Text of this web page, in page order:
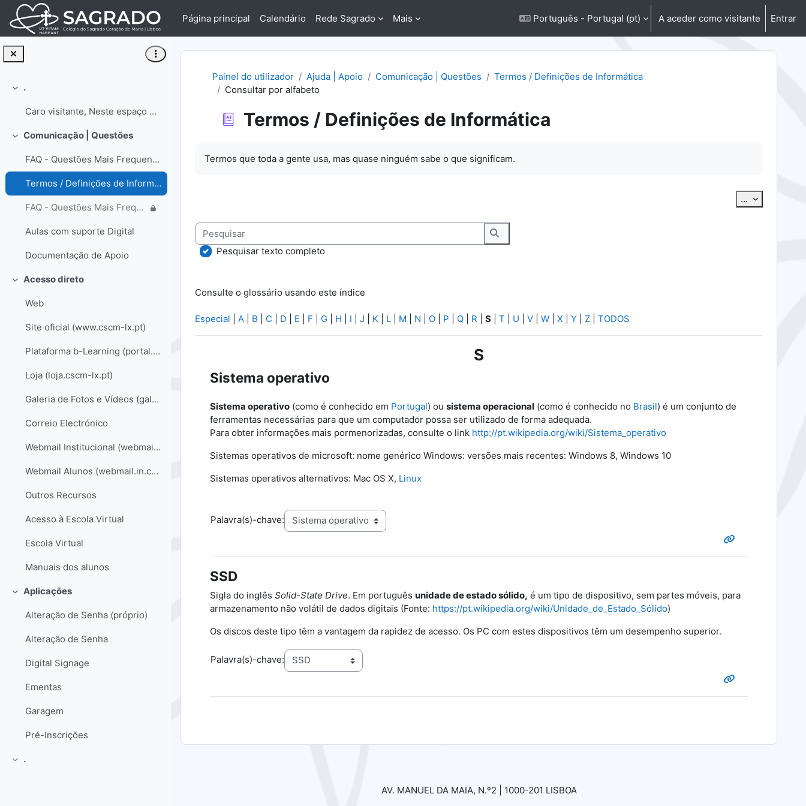
Ir para o conteúdo principal
Página principal
Calendário Rede Sagrado Mais Português - Portugal ‎(pt)‎ A aceder como visitante Entrar
Contrair
.
Caro visitante, Neste espaço encontrará informa...
Contrair
Comunicação | Questões
FAQ - Questões Mais Frequentes
Termos / Definições de Informática
FAQ - Questões Mais Frequentes | Colaborador
Aulas com suporte Digital
Documentação de Apoio
Contrair
Acesso direto
Web
Site oficial (www.cscm-lx.pt)
Plataforma b-Learning (portal.cscm-lx.pt)
Loja (loja.cscm-lx.pt)
Galeria de Fotos e Vídeos (galeria.cscm-lx.pt)
Correio Electrónico
Webmail Institucional (webmail.cscm-lx.pt)
Webmail Alunos (webmail.in.cscm-lx.pt)
Outros Recursos
Acesso à Escola Virtual
Escola Virtual
Manuais dos alunos
Contrair
Aplicações
Alteração de Senha (próprio)
Alteração de Senha
Digital Signage
Ementas
Garagem
Pré-Inscrições
Contrair
.
Painel do utilizador Ajuda | Apoio Comunicação | Questões
Termos / Definições de Informática
Consultar por alfabeto
Termos / Definições de Informática
Termos que toda a gente usa, mas quase ninguém sabe o que significam.
... Exportar
Pesquisar
Pesquisar
Pesquisar texto completo
Consulte o glossário usando este índice
Especial A B C D E F G H I J K L M N O P Q R S T U V W X Y Z TODOS
S
Sistema operativo
Sistema operativo (como é conhecido em Portugal) ou sistema operacional (como é conhecido no Brasil) é um conjunto de
ferramentas necessárias para que um computador possa ser utilizado de forma adequada.
Para obter informações mais pormenorizadas, consulte o link http://pt.wikipedia.org/wiki/Sistema_operativo
Sistemas operativos de microsoft: nome genérico Windows: versões mais recentes: Windows 8, Windows 10
Sistemas operativos alternativos: Mac OS X, Linux
Palavra(s)-chave:
SSD
Sigla do inglês Solid-State Drive. Em português unidade de estado sólido, é um tipo de dispositivo, sem partes móveis, para
armazenamento não volátil de dados digitais (Fonte: https://pt.wikipedia.org/wiki/Unidade_de_Estado_Sólido)
Os discos deste tipo têm a vantagem da rapidez de acesso. Os PC com estes dispositivos têm um desempenho superior.
Palavra(s)-chave:
AV. MANUEL DA MAIA, N.º2 | 1000-201 LISBOA